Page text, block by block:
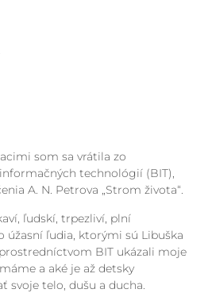
som sa vrátila zo
technológií (BIT),
A. N. Petrova „Strom života“.
ľudskí, trpezliví, plní
úžasní ľudia, ktorými sú Libuška
BIT ukázali moje
a aké je až detsky
svoje telo, dušu a ducha.